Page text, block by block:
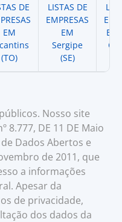
DE
EM
(TO)
LISTAS DE
EMPRESAS
EM
Sergipe
(SE)
EM
Nosso site
8.777, DE 11 DE Maio
Dados Abertos e
de 2011, que
a informações
Apesar da
de privacidade,
dos dados da